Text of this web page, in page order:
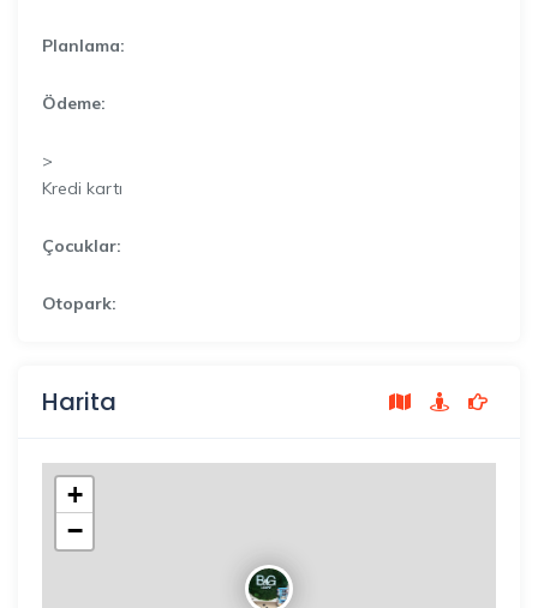
Planlama:
Ödeme:
>
Kredi kartı
Çocuklar:
Otopark:
Harita
+
−